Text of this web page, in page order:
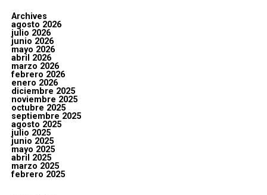
Archives
agosto 2026
julio 2026
junio 2026
mayo 2026
abril 2026
marzo 2026
febrero 2026
enero 2026
diciembre 2025
noviembre 2025
octubre 2025
septiembre 2025
agosto 2025
julio 2025
junio 2025
mayo 2025
abril 2025
marzo 2025
febrero 2025